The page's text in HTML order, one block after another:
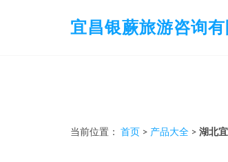
宜昌银蕨旅游咨询
当前位置： 首页 > 产品大全 > 湖北